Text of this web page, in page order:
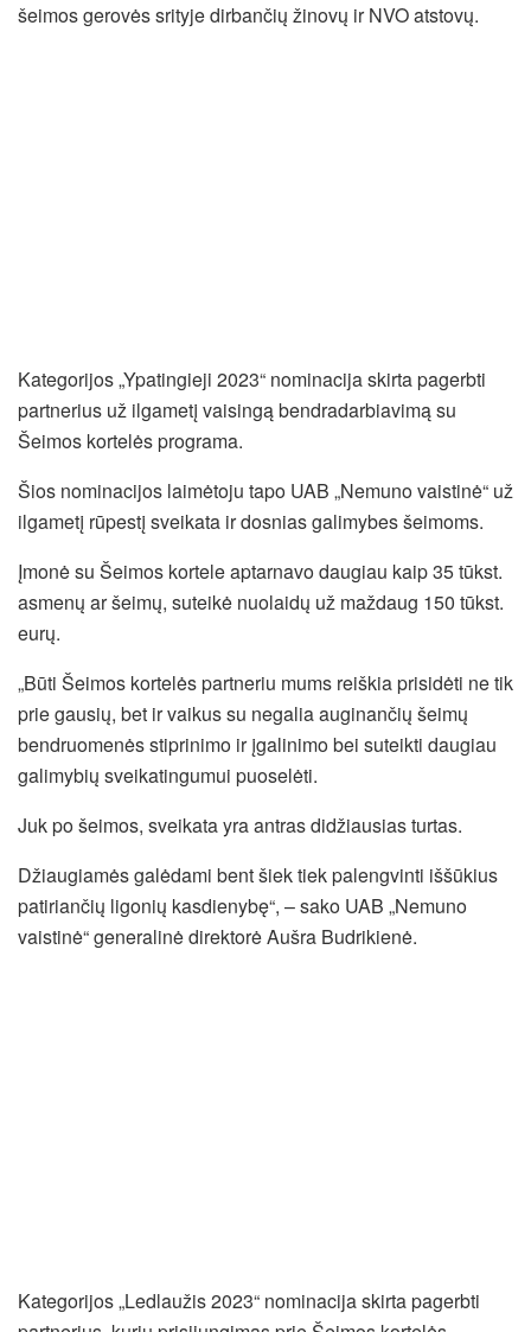
šeimos gerovės srityje dirbančių žinovų ir NVO atstovų.
Kategorijos „Ypatingieji 2023“ nominacija skirta pagerbti
partnerius už ilgametį vaisingą bendradarbiavimą su
Šeimos kortelės programa.
Šios nominacijos laimėtoju tapo UAB „Nemuno vaistinė“ už
ilgametį rūpestį sveikata ir dosnias galimybes šeimoms.
Įmonė su Šeimos kortele aptarnavo daugiau kaip 35 tūkst.
asmenų ar šeimų, suteikė nuolaidų už maždaug 150 tūkst.
eurų.
„Būti Šeimos kortelės partneriu mums reiškia prisidėti ne tik
prie gausių, bet ir vaikus su negalia auginančių šeimų
bendruomenės stiprinimo ir įgalinimo bei suteikti daugiau
galimybių sveikatingumui puoselėti.
Juk po šeimos, sveikata yra antras didžiausias turtas.
Džiaugiamės galėdami bent šiek tiek palengvinti iššūkius
patiriančių ligonių kasdienybę“, – sako UAB „Nemuno
vaistinė“ generalinė direktorė Aušra Budrikienė.
Kategorijos „Ledlaužis 2023“ nominacija skirta pagerbti